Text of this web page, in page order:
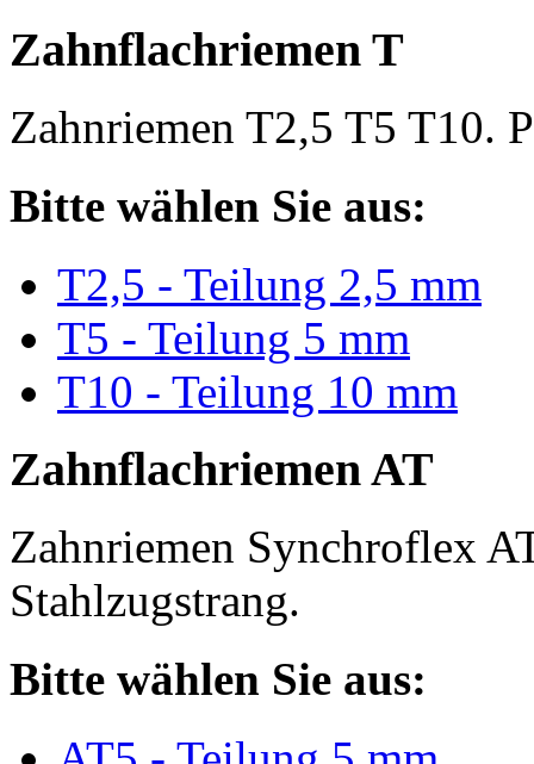
Zahnflachriemen T
Zahnriemen T2,5 T5 T10.
Bitte wählen Sie aus:
T2,5 - Teilung 2,5 mm
T5 - Teilung 5 mm
T10 - Teilung 10 mm
Zahnflachriemen AT
Zahnriemen Synchroflex
Stahlzugstrang.
Bitte wählen Sie aus: